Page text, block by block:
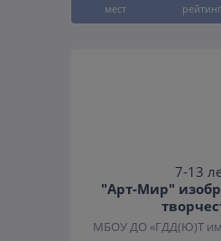
мест рейтинг
7-13
"Арт-Мир"
МБОУ ДО «ГДД(Ю)Т